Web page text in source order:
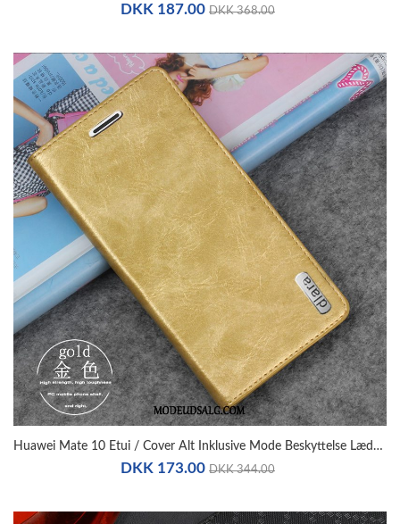
DKK 187.00 DKK 368.00
Huawei Mate 10 Etui / Cover Alt Inklusive Mode Beskyttelse Lædertaske
DKK 173.00 DKK 344.00